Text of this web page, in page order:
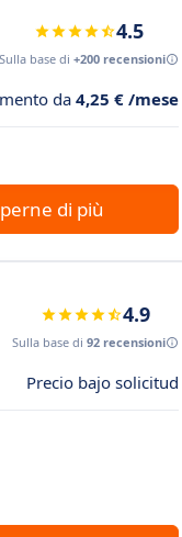
4.5
Sulla base di +200 recensioni
da 4,25 € /mese
di più
4.9
Sulla base di 92 recensioni
Precio bajo solicitud